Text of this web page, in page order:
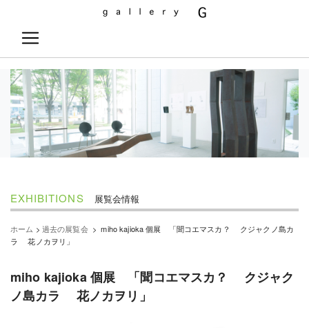
EXHIBITIONS 展覧会情報
ホーム > 過去の展覧会 > miho kajioka 個展 「聞コエマスカ？ クジャクノ島カ
ラ 花ノカヲリ」
miho kajioka 個展 「聞コエマスカ？ クジャク
ノ島カラ 花ノカヲリ」